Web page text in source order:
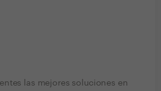
las mejores soluciones en